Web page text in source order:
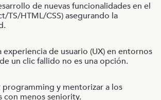
de nuevas funcionalidades en el
TS/HTML/CSS) asegurando la
experiencia de usuario (UX) en entornos
un clic fallido no es una opción.
programming y mentorizar a los
con menos seniority.